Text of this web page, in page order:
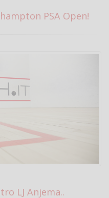
PSA Open!
LJ Anjema..